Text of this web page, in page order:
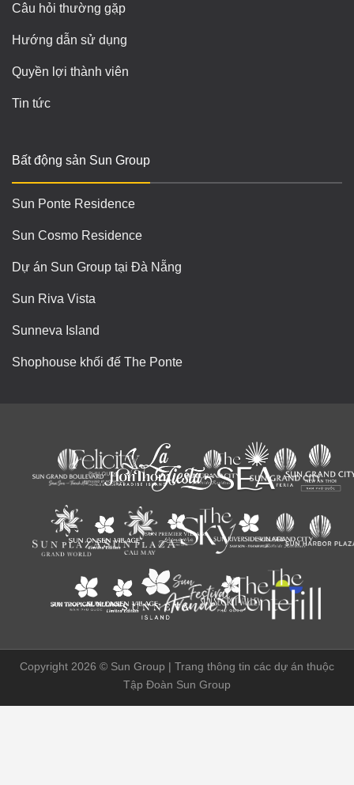
Câu hỏi thường gặp
Hướng dẫn sử dụng
Quyền lợi thành viên
Tin tức
Bất động sản Sun Group
Sun Ponte Residence
Sun Cosmo Residence
Dự án Sun Group tại Đà Nẵng
Sun Riva Vista
Sunneva Island
Shophouse khối đế The Ponte
Copyright 2026 © Sun Group | Trang thông tin các dự án thuộc
Tập Đoàn Sun Group